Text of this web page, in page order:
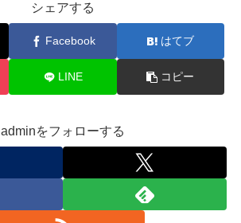
シェアする
Facebook はてブ
LINE コピー
adminをフォローする